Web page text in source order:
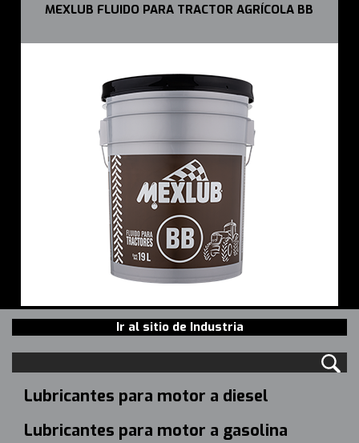
MEXLUB FLUIDO PARA TRACTOR AGRÍCOLA BB
Ir al sitio de Industria
Lubricantes para motor a diesel
Lubricantes para motor a gasolina